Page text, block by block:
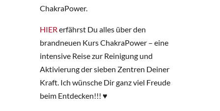
ChakraPower.
HIER erfährst Du alles über den
brandneuen Kurs ChakraPower – eine
intensive Reise zur Reinigung und
Aktivierung der sieben Zentren Deiner
Kraft. Ich wünsche Dir ganz viel Freude
beim Entdecken!!! ♥️